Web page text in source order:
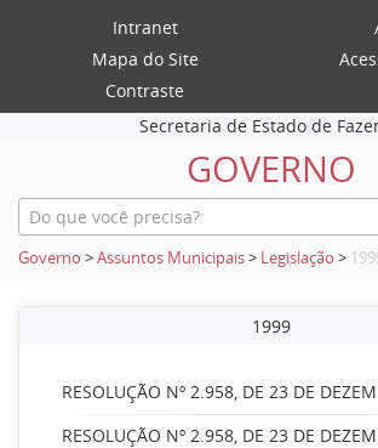
Intranet
Mapa do Site
Contraste
Secretaria de Estado de
GOVERNO
Governo >Assuntos Municipais> Legislação >
1999
RESOLUÇÃO Nº 2.958, DE 23 DE
RESOLUÇÃO Nº 2.958, DE 23 DE